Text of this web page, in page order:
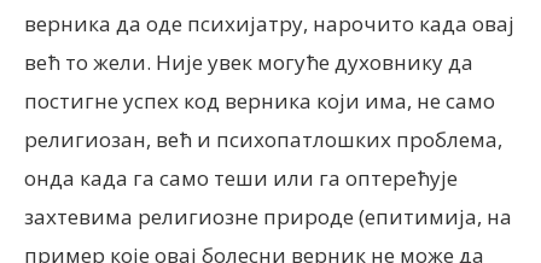
верника да оде психијатру, нарочито када овај
већ то жели. Није увек могуће духовнику да
постигне успех код верника који има, не само
религиозан, већ и психопатлошких проблема,
онда када га само теши или га оптерећује
захтевима религиозне природе (епитимија, на
пример које овај болесни верник не може да